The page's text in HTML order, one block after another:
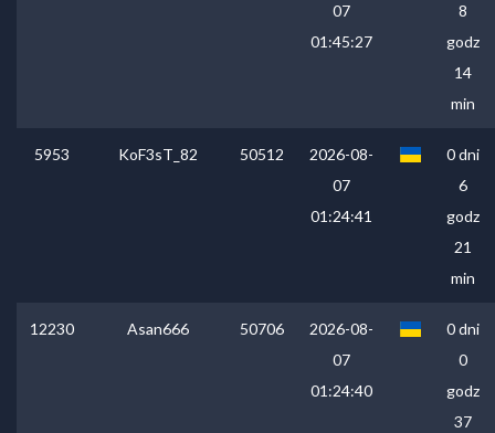
07
01:45:27
8
godz
14
min
5953 KoF3sT_82 50512
2026-08-
07
01:24:41
0 dni
6
godz
21
min
12230 Asan666 50706
2026-08-
07
01:24:40
0 dni
0
godz
37